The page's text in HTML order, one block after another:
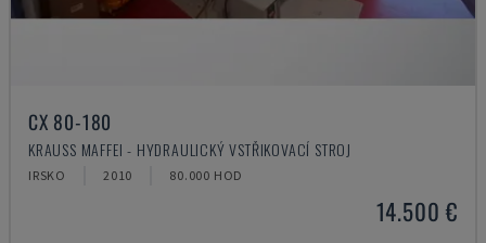
CX 80-180
KRAUSS MAFFEI - HYDRAULICKÝ VSTŘIKOVACÍ STROJ
IRSKO 2010 80.000 HOD
14.500 €